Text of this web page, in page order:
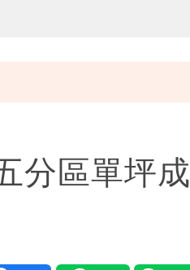
分區單坪成